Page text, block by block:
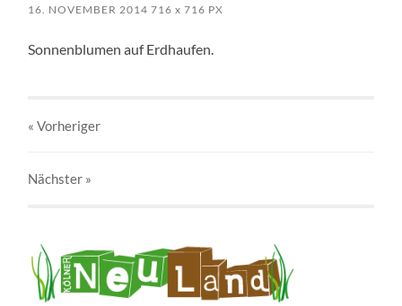
16. NOVEMBER 2014 716x 716 PX
Sonnenblumen auf Erdhaufen.
« Vorheriger
Nächster »